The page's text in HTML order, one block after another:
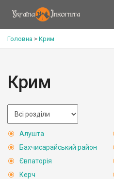
Головна > Крим
Крим
Алушта
Бахчисарайський район
Євпаторія
Керч